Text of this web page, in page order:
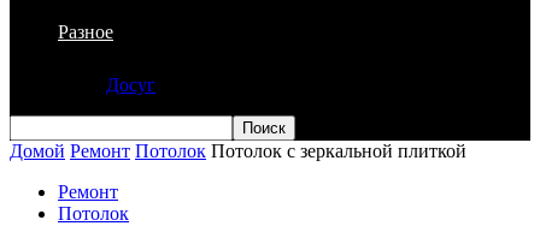
Разное
Досуг
Домой Ремонт Потолок Потолок с зеркальной плиткой
Ремонт
Потолок